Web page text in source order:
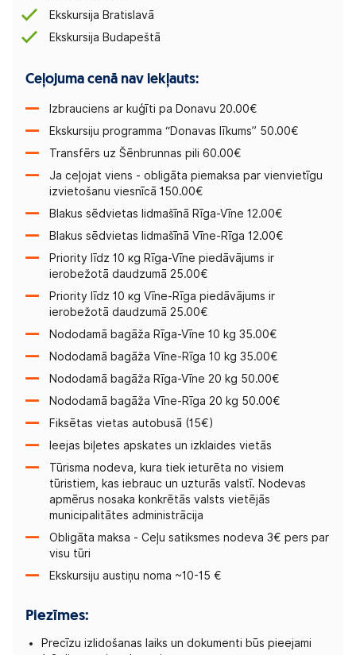
Ekskursija Bratislavā
Ekskursija Budapeštā
Ceļojuma cenā nav iekļauts:
Izbrauciens ar kuģīti pa Donavu 20.00€
Ekskursiju programma “Donavas līkums” 50.00€
Transfērs uz Šēnbrunnas pili 60.00€
Ja ceļojat viens - obligāta piemaksa par vienvietīgu
izvietošanu viesnīcā 150.00€
Blakus sēdvietas lidmašīnā Rīga-Vīne 12.00€
Blakus sēdvietas lidmašīnā Vīne-Rīga 12.00€
Priority līdz 10 кg Rīga-Vīne piedāvājums ir
ierobežotā daudzumā 25.00€
Priority līdz 10 кg Vīne-Rīga piedāvājums ir
ierobežotā daudzumā 25.00€
Nododamā bagāža Rīga-Vīne 10 kg 35.00€
Nododamā bagāža Vīne-Rīga 10 kg 35.00€
Nododamā bagāža Rīga-Vīne 20 kg 50.00€
Nododamā bagāža Vīne-Rīga 20 kg 50.00€
Fiksētas vietas autobusā (15€)
Ieejas biļetes apskates un izklaides vietās
Tūrisma nodeva, kura tiek ieturēta no visiem
tūristiem, kas iebrauc un uzturās valstī. Nodevas
apmērus nosaka konkrētās valsts vietējās
municipalitātes administrācija
Obligāta maksa - Ceļu satiksmes nodeva 3€ pers par
visu tūri
Ekskursiju austiņu noma ~10-15 €
Piezīmes:
Precīzu izlidošanas laiks un dokumenti būs pieejami